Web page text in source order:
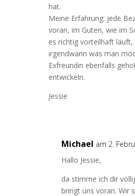
hat.
Meine Erfahrung: jede
voran, im Guten, wie im
es richtig vorteilhaft läuft,
irgendwann was man
Exfreundin ebenfalls
entwickeln.
Jessie
Michael am 2.
Hallo Jessie,
da stimme ich dir
bringt uns voran. Wir